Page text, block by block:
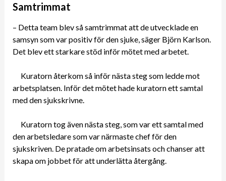
Samtrimmat
– Detta team blev så samtrimmat att de utvecklade en
samsyn som var positiv för den sjuke, säger Björn Karlson.
Det blev ett starkare stöd inför mötet med arbetet.
Kuratorn återkom så inför nästa steg som ledde mot
arbetsplatsen. Inför det mötet hade kuratorn ett samtal
med den sjukskrivne.
Kuratorn tog även nästa steg, som var ett samtal med
den arbetsledare som var närmaste chef för den
sjukskriven. De pratade om arbetsinsats och chanser att
skapa om jobbet för att underlätta återgång.